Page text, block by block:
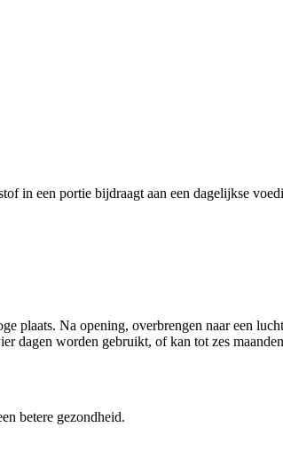
in een portie bijdraagt aan een dagelijkse
plaats. Na opening, overbrengen naar een
dagen worden gebruikt, of kan tot zes
betere gezondheid.